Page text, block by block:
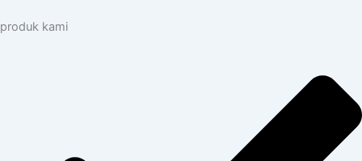
produk kami